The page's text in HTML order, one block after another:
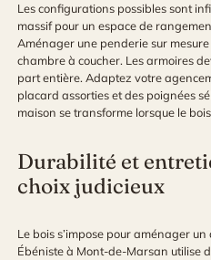
Les configurations possibles sont
massif pour un espace de
Aménager une penderie sur
chambre à coucher. Les armoires
part entière. Adaptez votre
placard assorties et des poignées
maison se transforme lorsque le
Durabilité et
choix judicieux
Le bois s’impose pour aménager
Ébéniste à Mont-de-Marsan utilise